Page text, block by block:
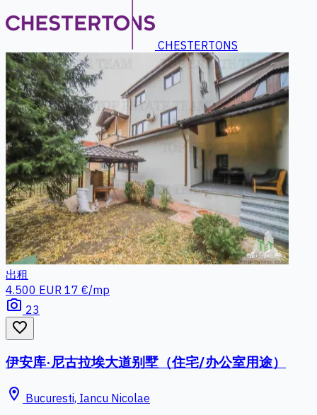
CHESTERTONS
出租
4.500 EUR 17 €/mp
photo_camera 23
favorite_border
伊安库·尼古拉埃大道别墅（住宅/办公室用途）
location_on Bucuresti, Iancu Nicolae